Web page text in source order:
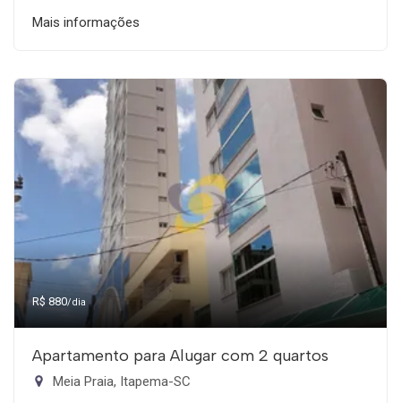
Mais informações
R$ 880/dia
Apartamento para Alugar com 2 quartos
Meia Praia, Itapema-SC